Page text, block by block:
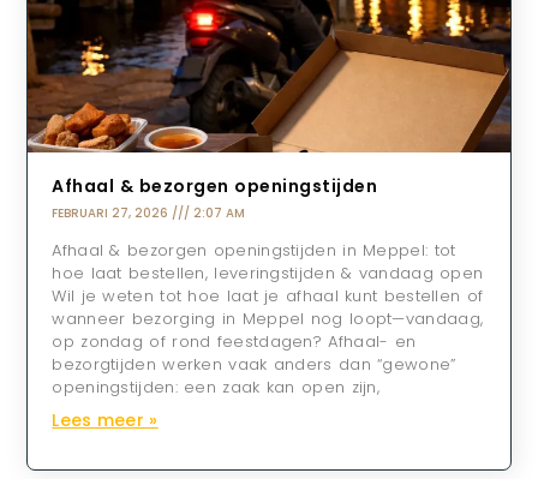
Afhaal & bezorgen openingstijden
FEBRUARI 27, 2026 2:07 AM
Afhaal & bezorgen openingstijden in Meppel: tot
hoe laat bestellen, leveringstijden & vandaag open
Wil je weten tot hoe laat je afhaal kunt bestellen of
wanneer bezorging in Meppel nog loopt—vandaag,
op zondag of rond feestdagen? Afhaal- en
bezorgtijden werken vaak anders dan “gewone”
openingstijden: een zaak kan open zijn,
Lees meer »